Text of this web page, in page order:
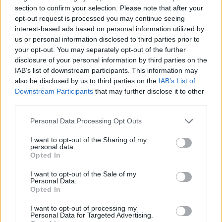
section to confirm your selection. Please note that after your
opt-out request is processed you may continue seeing
interest-based ads based on personal information utilized by
us or personal information disclosed to third parties prior to
your opt-out. You may separately opt-out of the further
disclosure of your personal information by third parties on the
IAB’s list of downstream participants. This information may
also be disclosed by us to third parties on the IAB’s List of
Downstream Participants that may further disclose it to other
Personal Data Processing Opt Outs
I want to opt-out of the Sharing of my
personal data.
Opted In
I want to opt-out of the Sale of my
Personal Data.
Opted In
I want to opt-out of processing my
Personal Data for Targeted Advertising.
„Mūsų tikslas buvo tai parodyti, bet jokiu
būdu nevertinti, nepamokslauti. Manau, tai
svarbiausia filmo misija, nes žmonės į kino
teatrus susirenka ne pamokymams, kaip
gyventi. Susimąstyti apie problemas yra
viena, tačiau mokyti žmones, kaip teisingai
gyventi – ne mūsų darbas“, – įsitikinusi
režisierė.
Juosta „Mėgintuvėlių karta“ pasakos apie ne
niujorkietę Reičel (aktorė Emilia Clarke), kuri
yra karjeros laiptais sparčiai kylanti stambios
technologijų įmonės darbuotoja. Jos vaikinas